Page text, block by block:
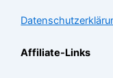
Affiliate-Links